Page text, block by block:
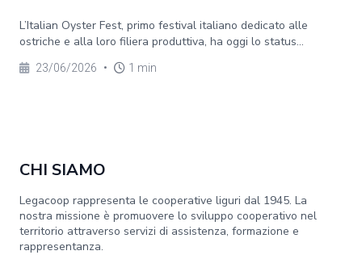
L’Italian Oyster Fest, primo festival italiano dedicato alle
ostriche e alla loro filiera produttiva, ha oggi lo status...
23/06/2026 • 1 min
CHI SIAMO
Legacoop rappresenta le cooperative liguri dal 1945. La
nostra missione è promuovere lo sviluppo cooperativo nel
territorio attraverso servizi di assistenza, formazione e
rappresentanza.